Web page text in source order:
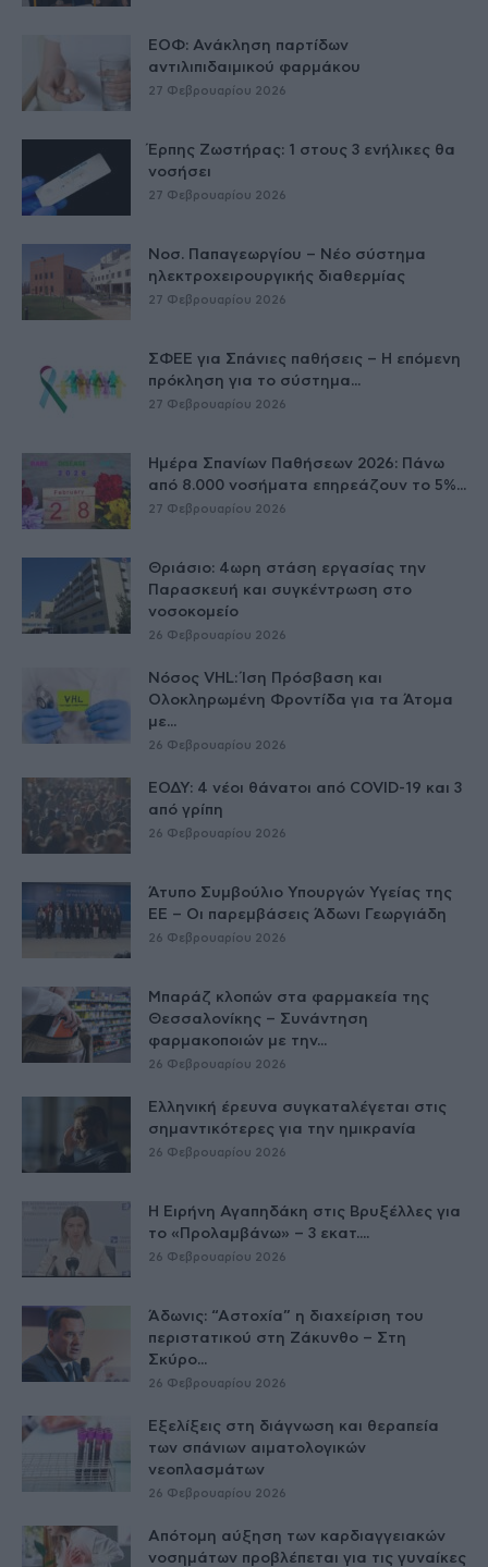
ΕΟΦ: Ανάκληση παρτίδων
αντιλιπιδαιμικού φαρμάκου
27 Φεβρουαρίου 2026
Έρπης Ζωστήρας: 1 στους 3 ενήλικες θα
νοσήσει
27 Φεβρουαρίου 2026
Νοσ. Παπαγεωργίου – Νέο σύστημα
ηλεκτροχειρουργικής διαθερμίας
27 Φεβρουαρίου 2026
ΣΦΕΕ για Σπάνιες παθήσεις – Η επόμενη
πρόκληση για το σύστημα...
27 Φεβρουαρίου 2026
Ημέρα Σπανίων Παθήσεων 2026: Πάνω
από 8.000 νοσήματα επηρεάζουν το 5%...
27 Φεβρουαρίου 2026
Θριάσιο: 4ωρη στάση εργασίας την
Παρασκευή και συγκέντρωση στο
νοσοκομείο
26 Φεβρουαρίου 2026
Νόσος VHL: Ίση Πρόσβαση και
Ολοκληρωμένη Φροντίδα για τα Άτομα
με...
26 Φεβρουαρίου 2026
ΕΟΔΥ: 4 νέοι θάνατοι από COVID-19 και 3
από γρίπη
26 Φεβρουαρίου 2026
Άτυπο Συμβούλιο Υπουργών Υγείας της
ΕE – Οι παρεμβάσεις Άδωνι Γεωργιάδη
26 Φεβρουαρίου 2026
Μπαράζ κλοπών στα φαρμακεία της
Θεσσαλονίκης – Συνάντηση
φαρμακοποιών με την...
26 Φεβρουαρίου 2026
Ελληνική έρευνα συγκαταλέγεται στις
σημαντικότερες για την ημικρανία
26 Φεβρουαρίου 2026
Η Ειρήνη Αγαπηδάκη στις Βρυξέλλες για
το «Προλαμβάνω» – 3 εκατ....
26 Φεβρουαρίου 2026
Άδωνις: “Αστοχία” η διαχείριση του
περιστατικού στη Ζάκυνθο – Στη
Σκύρο...
26 Φεβρουαρίου 2026
Εξελίξεις στη διάγνωση και θεραπεία
των σπάνιων αιματολογικών
νεοπλασμάτων
26 Φεβρουαρίου 2026
Απότομη αύξηση των καρδιαγγειακών
νοσημάτων προβλέπεται για τις γυναίκες